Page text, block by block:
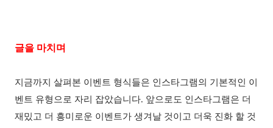
글을 마치며
지금까지 살펴본 이벤트 형식들은 인스타그램의 기본적인 이
벤트 유형으로 자리 잡았습니다. 앞으로도 인스타그램은 더
재밌고 더 흥미로운 이벤트가 생겨날 것이고 더욱 진화 할 것